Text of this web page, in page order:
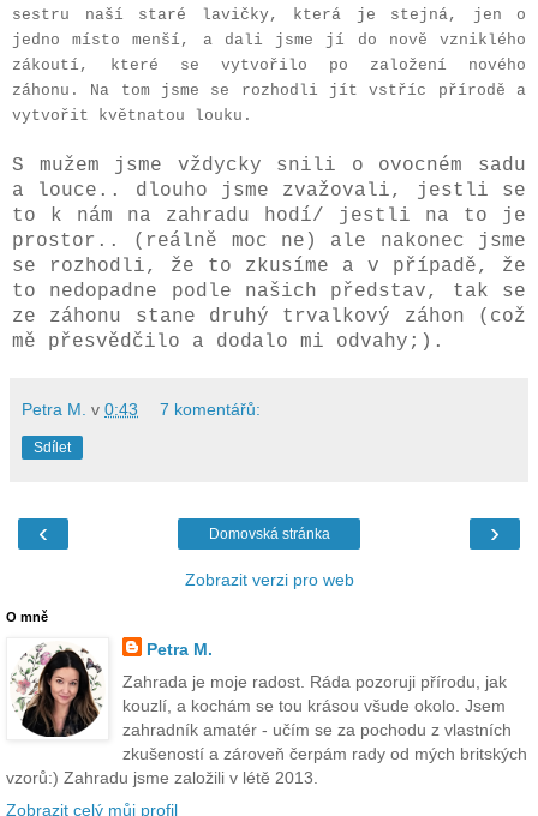
sestru naší staré lavičky, která je stejná, jen o
jedno místo menší, a dali jsme jí do nově vzniklého
zákoutí, které se vytvořilo po založení nového
záhonu. Na tom jsme se rozhodli jít vstříc přírodě a
vytvořit květnatou louku.
S mužem jsme vždycky snili o ovocném sadu
a louce.. dlouho jsme zvažovali, jestli se
to k nám na zahradu hodí/ jestli na to je
prostor.. (reálně moc ne) ale nakonec jsme
se rozhodli, že to zkusíme a v případě, že
to nedopadne podle našich představ, tak se
ze záhonu stane druhý trvalkový záhon (což
mě přesvědčilo a dodalo mi odvahy;).
Petra M. v 0:43 7 komentářů:
Sdílet
‹ ›
Domovská stránka
Zobrazit verzi pro web
O mně
Petra M.
Zahrada je moje radost. Ráda pozoruji přírodu, jak
kouzlí, a kochám se tou krásou všude okolo. Jsem
zahradník amatér - učím se za pochodu z vlastních
zkušeností a zároveň čerpám rady od mých britských
vzorů:) Zahradu jsme založili v létě 2013.
Zobrazit celý můj profil